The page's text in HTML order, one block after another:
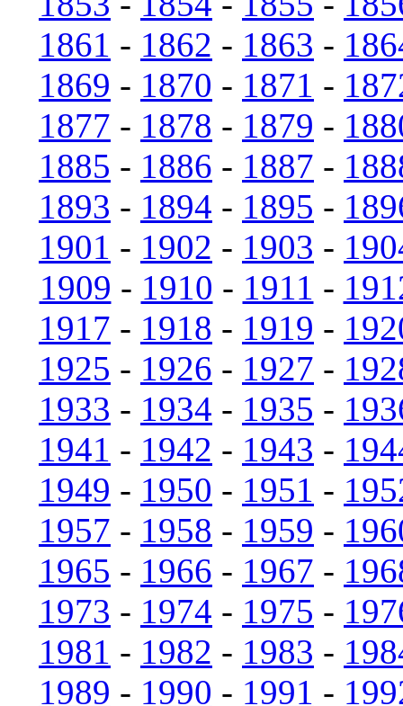
1861 - 1862 - 1863 -
1869 - 1870 - 1871 -
1877 - 1878 - 1879 -
1885 - 1886 - 1887 -
1893 - 1894 - 1895 -
1901 - 1902 - 1903 -
1909 - 1910 - 1911 -
1917 - 1918 - 1919 -
1925 - 1926 - 1927 -
1933 - 1934 - 1935 -
1941 - 1942 - 1943 -
1949 - 1950 - 1951 -
1957 - 1958 - 1959 -
1965 - 1966 - 1967 -
1973 - 1974 - 1975 -
1981 - 1982 - 1983 -
1989 - 1990 - 1991 -